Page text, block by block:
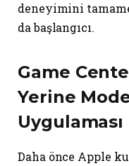
deneyimini
da başlangıcı.
Game
Yerine
Daha önce Apple